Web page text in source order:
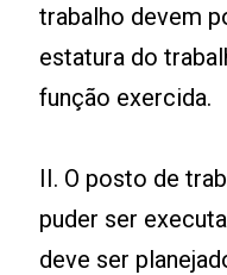
trabalho devem
estatura do
função exercida.
II. O posto de
puder ser
deve ser